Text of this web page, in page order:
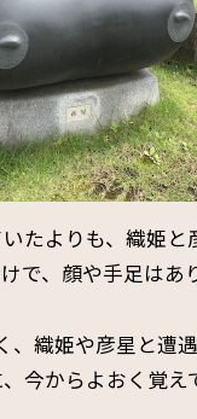
たよりも、織姫と
で、顔や手足はあ
、織姫や彦星と遭
今からよおく覚え